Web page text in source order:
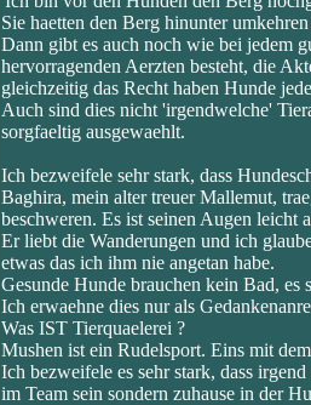
Sie haetten den Berg hinunter
Dann gibt es auch noch wie bei jedem
hervorragenden Aerzten besteht, die
gleichzeitig das Recht haben Hunde
Auch sind dies nicht 'irgendwelche'
sorgfaeltig ausgewaehlt.
Ich bezweifele sehr stark, dass
Baghira, mein alter treuer Mallemut,
beschweren. Es ist seinen Augen leicht
Er liebt die Wanderungen und ich
etwas das ich ihm nie angetan habe.
Gesunde Hunde brauchen kein Bad, es
Ich erwaehne dies nur als
Was IST Tierquaelerei ?
Mushen ist ein Rudelsport. Eins mit
Ich bezweifele es sehr stark, dass
im Team sein sondern zuhause in der